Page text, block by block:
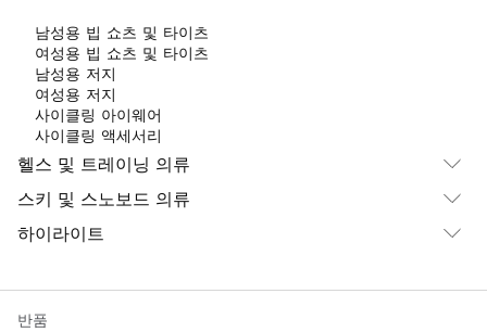
남성용 빕 쇼츠 및 타이츠
여성용 빕 쇼츠 및 타이츠
남성용 저지
여성용 저지
사이클링 아이웨어
사이클링 액세서리
헬스 및 트레이닝 의류
스키 및 스노보드 의류
하이라이트
반품